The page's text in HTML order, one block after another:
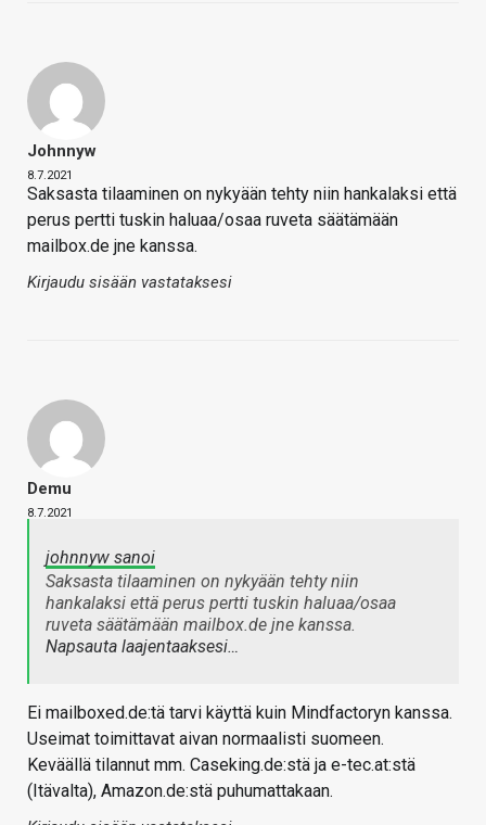
Johnnyw
8.7.2021
Saksasta tilaaminen on nykyään tehty niin hankalaksi että
perus pertti tuskin haluaa/osaa ruveta säätämään
mailbox.de jne kanssa.
Kirjaudu sisään vastataksesi
Demu
8.7.2021
johnnyw sanoi
Saksasta tilaaminen on nykyään tehty niin
hankalaksi että perus pertti tuskin haluaa/osaa
ruveta säätämään mailbox.de jne kanssa.
Napsauta laajentaaksesi…
Ei mailboxed.de:tä tarvi käyttä kuin Mindfactoryn kanssa.
Useimat toimittavat aivan normaalisti suomeen.
Keväällä tilannut mm. Caseking.de:stä ja e-tec.at:stä
(Itävalta), Amazon.de:stä puhumattakaan.